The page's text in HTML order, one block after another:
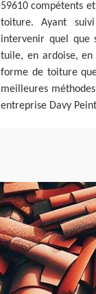
59610 compétents
toiture. Ayant
intervenir quel que
tuile, en ardoise,
forme de toiture
meilleures
entreprise Davy